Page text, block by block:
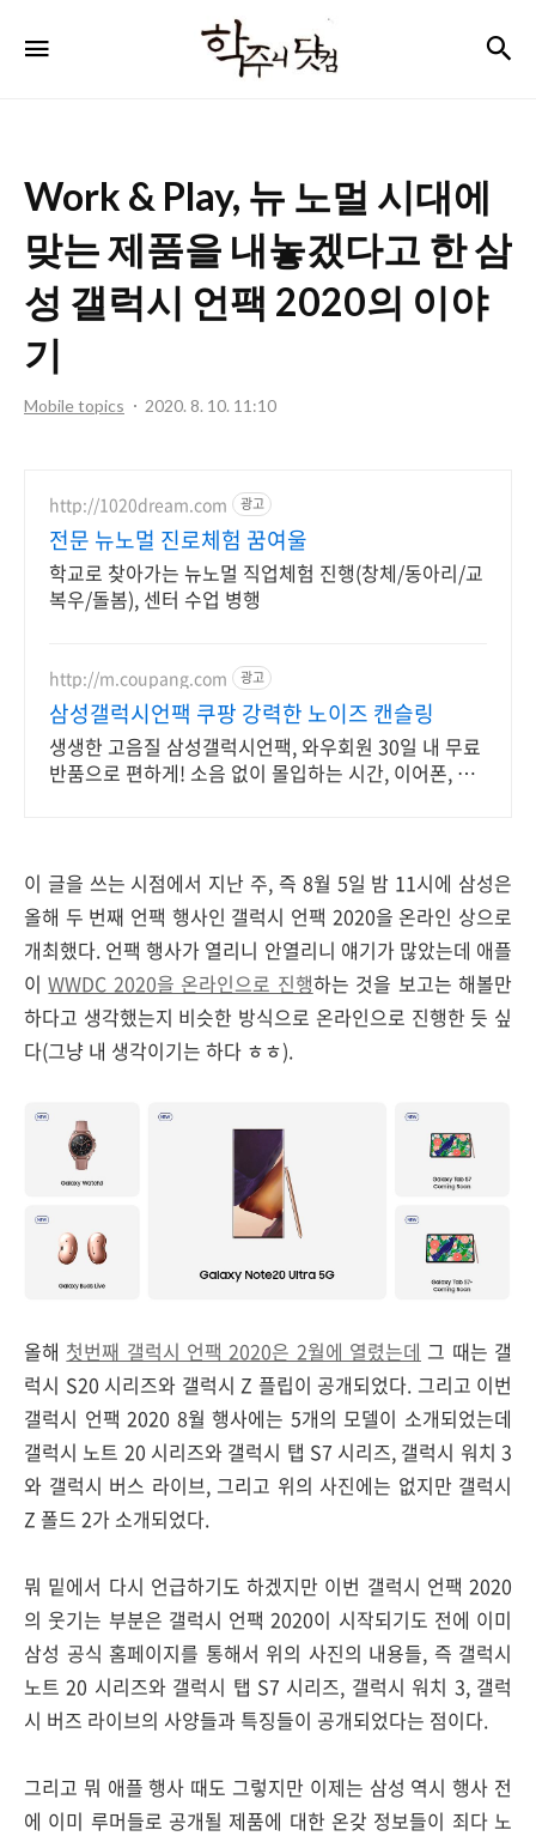
주
컴
Work & Play, 뉴 노멀 시대에
맞는 제품을 내놓겠다고 한 삼
성 갤럭시 언팩 2020의 이야
기
Mobile topics 2020. 8. 10. 11:10
http://1020dream.com 광고
전문 뉴노멀 진로체험 꿈여울
학교로 찾아가는 뉴노멀 직업체험 진행(창체/동아리/교
복우/돌봄), 센터 수업 병행
http://m.coupang.com 광고
삼성갤럭시언팩 쿠팡 강력한 노이즈 캔슬링
생생한 고음질 삼성갤럭시언팩, 와우회원 30일 내 무료
반품으로 편하게! 소음 없이 몰입하는 시간, 이어폰, 깊
이 글을 쓰는 시점에서 지난 주, 즉 8월 5일 밤 11시에 삼성은
올해 두 번째 언팩 행사인 갤럭시 언팩 2020을 온라인 상으로
개최했다. 언팩 행사가 열리니 안열리니 얘기가 많았는데 애플
이WWDC 2020을 온라인으로 진행하는 것을 보고는 해볼만
하다고 생각했는지 비슷한 방식으로 온라인으로 진행한 듯 싶
다(그냥 내 생각이기는 하다 ㅎㅎ).
올해 첫번째 갤럭시 언팩 2020은 2월에 열렸는데 그 때는 갤
럭시 S20 시리즈와 갤럭시 Z 플립이 공개되었다. 그리고 이번
갤럭시 언팩 2020 8월 행사에는 5개의 모델이 소개되었는데
갤럭시 노트 20 시리즈와 갤럭시 탭 S7 시리즈, 갤럭시 워치 3
와 갤럭시 버스 라이브, 그리고 위의 사진에는 없지만 갤럭시
Z 폴드 2가 소개되었다.
뭐 밑에서 다시 언급하기도 하겠지만 이번 갤럭시 언팩 2020
의 웃기는 부분은 갤럭시 언팩 2020이 시작되기도 전에 이미
삼성 공식 홈페이지를 통해서 위의 사진의 내용들, 즉 갤럭시
노트 20 시리즈와 갤럭시 탭 S7 시리즈, 갤럭시 워치 3, 갤럭
시 버즈 라이브의 사양들과 특징들이 공개되었다는 점이다.
그리고 뭐 애플 행사 때도 그렇지만 이제는 삼성 역시 행사 전
에 이미 루머들로 공개될 제품에 대한 온갖 정보들이 죄다 노